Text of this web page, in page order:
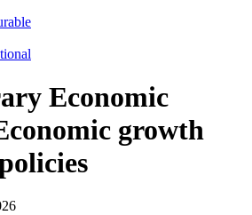
Economic
growth